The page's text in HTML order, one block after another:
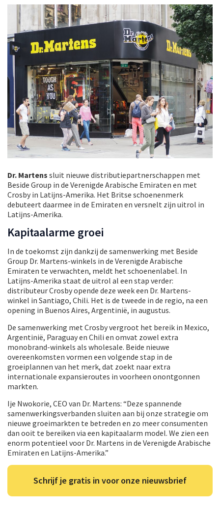
Dr. Martens sluit nieuwe distributiepartnerschappen met
Beside Group in de Verenigde Arabische Emiraten en met
Crosby in Latijns-Amerika. Het Britse schoenenmerk
debuteert daarmee in de Emiraten en versnelt zijn uitrol in
Latijns-Amerika.
Kapitaalarme groei
In de toekomst zijn dankzij de samenwerking met Beside
Group Dr. Martens-winkels in de Verenigde Arabische
Emiraten te verwachten, meldt het schoenenlabel. In
Latijns-Amerika staat de uitrol al een stap verder:
distributeur Crosby opende deze week een Dr. Martens-
winkel in Santiago, Chili. Het is de tweede in de regio, na een
opening in Buenos Aires, Argentinië, in augustus.
De samenwerking met Crosby vergroot het bereik in Mexico,
Argentinië, Paraguay en Chili en omvat zowel extra
monobrand-winkels als wholesale. Beide nieuwe
overeenkomsten vormen een volgende stap in de
groeiplannen van het merk, dat zoekt naar extra
internationale expansieroutes in voorheen onontgonnen
markten.
Ije Nwokorie, CEO van Dr. Martens: “Deze spannende
samenwerkingsverbanden sluiten aan bij onze strategie om
nieuwe groeimarkten te betreden en zo meer consumenten
dan ooit te bereiken via een kapitaalarm model. We zien een
enorm potentieel voor Dr. Martens in de Verenigde Arabische
Emiraten en Latijns-Amerika.”
Schrijf je gratis in voor onze nieuwsbrief